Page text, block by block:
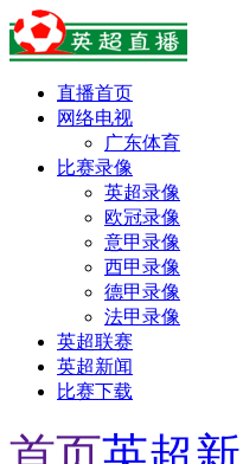
直播首页
网络电视
广东体育
比赛录像
英超录像
欧冠录像
意甲录像
西甲录像
德甲录像
法甲录像
英超联赛
英超新闻
比赛下载